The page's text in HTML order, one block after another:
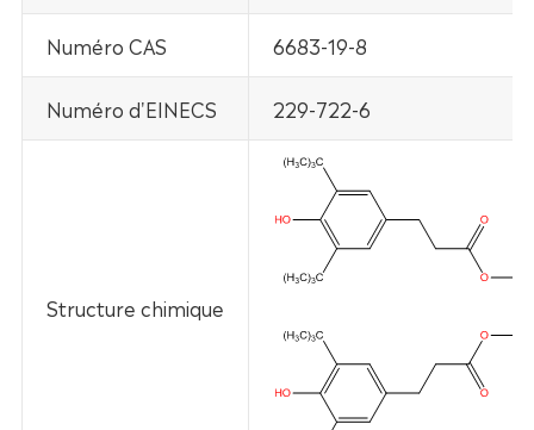
Numéro CAS 6683-19-8
Numéro d'EINECS 229-722-6
Structure chimique